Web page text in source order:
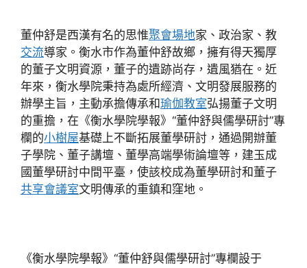
董仲舒是西漢有名的思惟聚會場地家、政治家、教
交流導家。衡水市作為董仲舒故鄉，擁有得天獨厚
的董子文明資源，董子的遺跡尚存，遺風猶在。近
年來，衡水學院秉持為處所經濟、文明發展服務的
辦學主旨，主動承擔傳承和瑜伽教室弘揚董子文明
的重擔，在《衡水學院學報》“董仲舒與儒學研討”專
欄的小樹屋基礎上不斷拓展董學研討，通過開辦董
子學院、董子講壇、董學高端學術論壇等，建玉成
國董學研討中間平臺，使該校成為董學研討和董子
共享會議室文明傳承的重鎮和窪地。
《衡水學院學報》“董仲舒與儒學研討”專欄設于